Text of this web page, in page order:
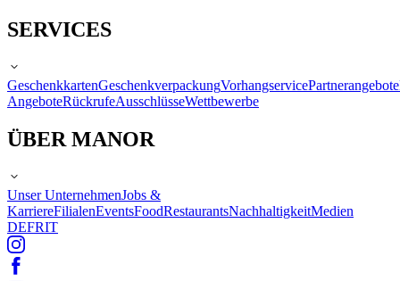
SERVICES
GeschenkkartenGeschenkverpackungVorhangservicePartnerangebote
AngeboteRückrufeAusschlüsseWettbewerbe
ÜBER MANOR
Unser UnternehmenJobs &
KarriereFilialenEventsFoodRestaurantsNachhaltigkeitMedien
DEFRIT